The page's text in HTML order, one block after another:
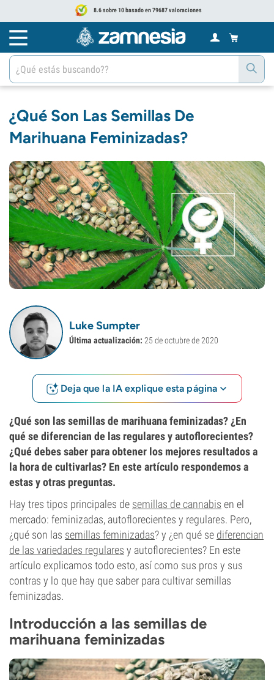
8.6 sobre 10 basado en 79687 valoraciones
¿Qué Son Las Semillas De
Marihuana Feminizadas?
Luke Sumpter
Última actualización: 25 de octubre de 2020
Deja que la IA explique esta página
¿Qué son las semillas de marihuana feminizadas? ¿En
qué se diferencian de las regulares y autoflorecientes?
¿Qué debes saber para obtener los mejores resultados a
la hora de cultivarlas? En este artículo respondemos a
estas y otras preguntas.
Hay tres tipos principales de semillas de cannabis en el
mercado: feminizadas, autoflorecientes y regulares. Pero,
¿qué son las semillas feminizadas? y ¿en qué se diferencian
de las variedades regulares y autoflorecientes? En este
artículo explicamos todo esto, así como sus pros y sus
contras y lo que hay que saber para cultivar semillas
feminizadas.
Introducción a las semillas de
marihuana feminizadas